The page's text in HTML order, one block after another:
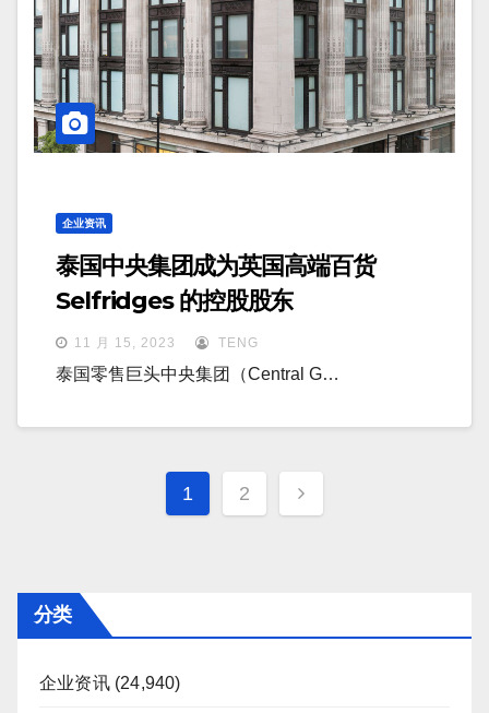
企业资讯
泰国中央集团成为英国高端百货
Selfridges 的控股股东
11 月 15, 2023 TENG
泰国零售巨头中央集团（Central G…
文
章
1 2
分类
企业资讯(24,940)